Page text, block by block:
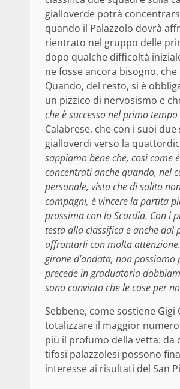
gialloverde potrà
quando il Palazzolo dovrà
rientrato nel gruppo delle
dopo qualche difficoltà
ne fosse ancora bisogno,
Quando, del resto, si è
un pizzico di nervosismo e
che è successo nel primo
Calabrese, che con i suoi
gialloverdi verso la
sappiamo bene che, così come
concentrati anche quando, nel
personale, visto che di solito
compagni, è vincere la partita
prossima con lo Scordia. Con i
testa alla classifica e anche
affrontarli con molta
girone d’andata, non
precede in graduatoria
sono convinto che le cose per
Sebbene, come sostiene
totalizzare il maggior
più il profumo della vetta: da
tifosi palazzolesi possono
interesse ai risultati del San